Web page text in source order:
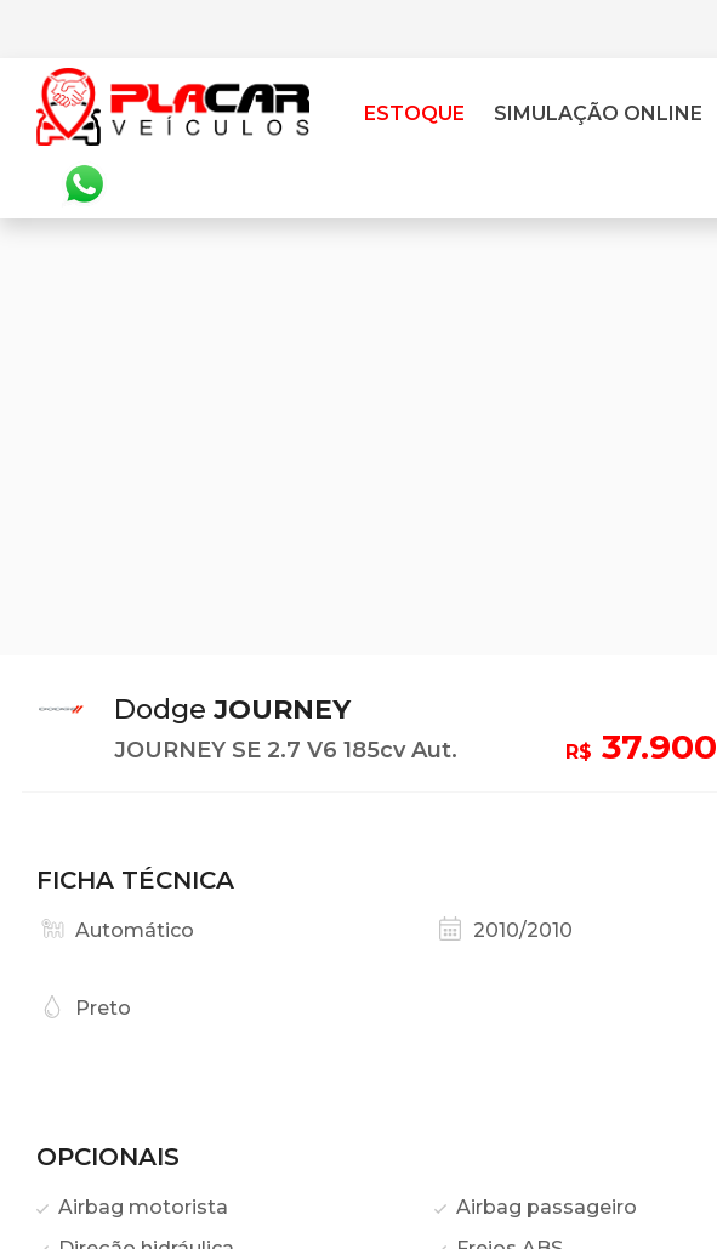
ESTOQUE SIMULAÇÃO ONLINE
Dodge JOURNEY
JOURNEY SE 2.7 V6 185cv Aut. R$ 37.900
FICHA TÉCNICA
Automático 2010/2010
Preto
OPCIONAIS
Airbag motorista Airbag passageiro